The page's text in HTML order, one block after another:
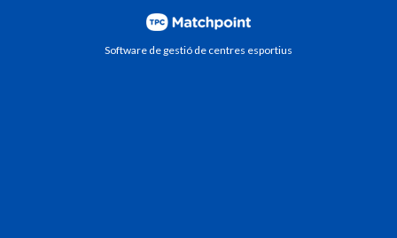
Software de gestió de centres esportius